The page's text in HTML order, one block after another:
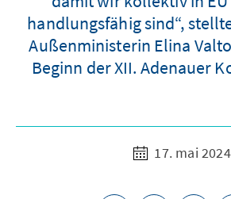
handlungsfähig sind“,
Außenministerin Elina
Beginn der XII. Adenauer
17. mai 2024